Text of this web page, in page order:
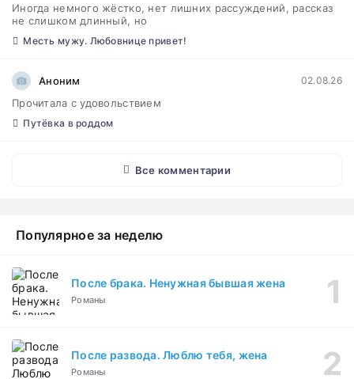
Иногда немного жёстко, нет лишних рассуждений, рассказ
не слишком длинный, но
Месть мужу. Любовнице привет!
Аноним 02.08.26
Прочитала с удовольствием
Путёвка в роддом
Все комментарии
Популярное за неделю
После брака. Ненужная бывшая жена
Романы
После развода. Люблю тебя, жена
Романы